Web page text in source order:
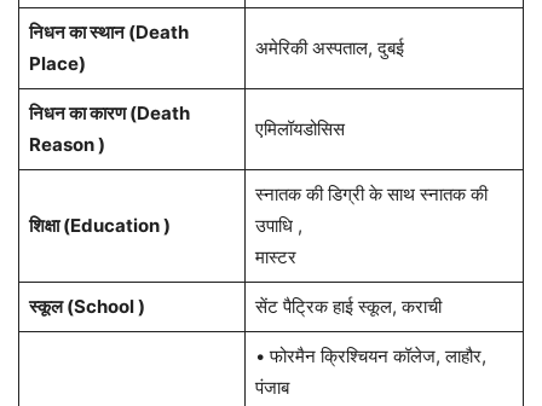
निधन का स्थान (Death
Place)
अमेरिकी अस्पताल, दुबई
निधन का कारण (Death
Reason )
एमिलॉयडोसिस
शिक्षा (Education )
स्नातक की डिग्री के साथ स्नातक की
उपाधि ,
मास्टर
स्कूल (School ) सेंट पैट्रिक हाई स्कूल, कराची
• फोरमैन क्रिश्चियन कॉलेज, लाहौर,
पंजाब